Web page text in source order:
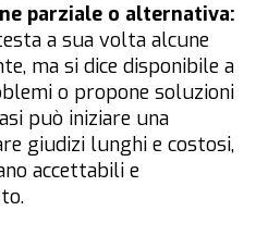
parziale o alternativa:
a sua volta alcune
ma si dice disponibile a
o propone soluzioni
può iniziare una
giudizi lunghi e costosi,
accettabili e